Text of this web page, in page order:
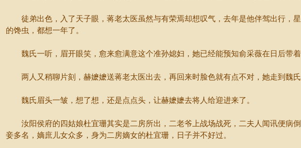
徒弟出色，入了天子眼，蒋老太医虽然与有荣焉却想叹气，去年是他伴驾出行，
的馋虫，都想一年了。
魏氏一听，眉开眼笑，愈来愈满意这个准孙媳妇，她已经能预知俞采薇在日后带着
两人又稍聊片刻，赫嬷嬷送蒋老太医出去，再回来时脸色就有点不对，她走到魏氏
魏氏眉头一皱，想了想，还是点点头，让赫嬷嬷去将人给迎进来了。
汝阳侯府的四姑娘杜宜珊其实是二房所出，二老爷上战场战死，二夫人闻讯便病
妾多名，嫡庶儿女众多，身为二房嫡女的杜宜珊，日子并不好过。